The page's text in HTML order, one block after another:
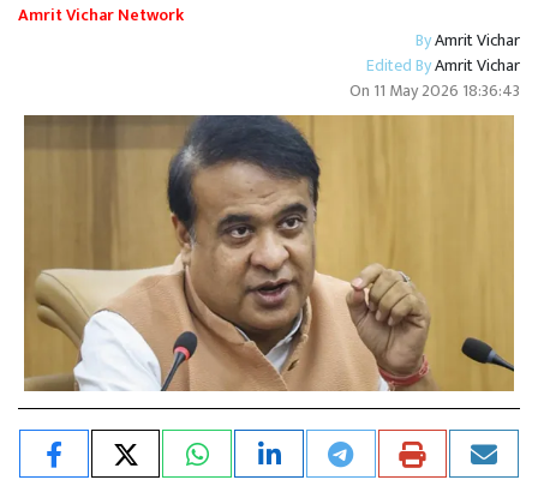
Amrit Vichar Network
ByAmrit Vichar
Edited ByAmrit Vichar
On 11 May 2026 18:36:43